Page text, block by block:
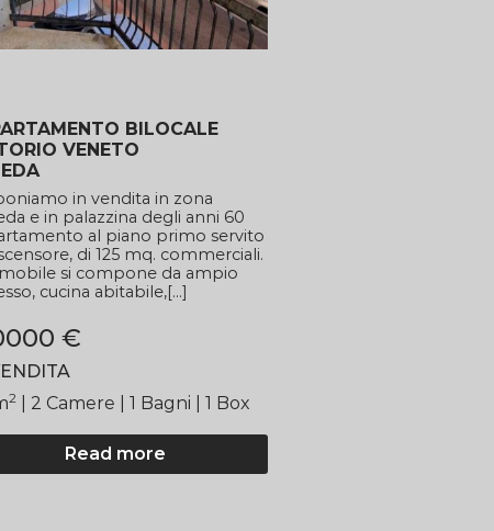
BILOCALE
VENETO
in vendita in zona
e in palazzina degli anni 60
al piano primo servito
di 125 mq. commerciali.
si compone da ampio
cucina abitabile,[...]
€
2 | 2 Camere | 1 Bagni | 1 Box
Read more